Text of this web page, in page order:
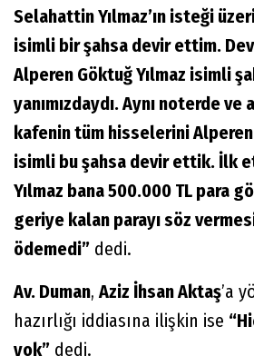
Selahattin Yılmaz’ın isteği
isimli bir şahsa devir ettim.
Alperen Göktuğ Yılmaz isimli
yanımızdaydı. Aynı noterde ve
kafenin tüm hisselerini Alperen
isimli bu şahsa devir ettik. İlk
Yılmaz bana 500.000 TL para
geriye kalan parayı söz
ödemedi” dedi.
Av. Duman, Aziz İhsan Aktaş’a
hazırlığı iddiasına ilişkin ise
yok” dedi.